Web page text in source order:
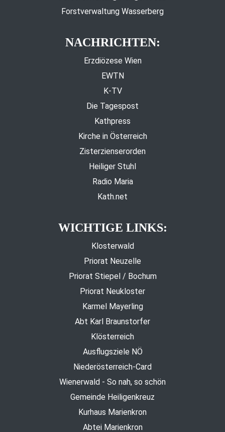
Forstverwaltung Wasserberg
NACHRICHTEN:
Erzdiözese Wien
EWTN
K-TV
Die Tagespost
Kathpress
Kirche in Österreich
Zisterzienserorden
Heiliger Stuhl
Radio Maria
Kath.net
WICHTIGE LINKS:
Klosterwald
Priorat Neuzelle
Priorat Stiepel / Bochum
Priorat Neukloster
Karmel Mayerling
Abt Karl Braunstorfer
Klösterreich
Ausflugsziele NÖ
Niederösterreich-Card
Wienerwald - So nah, so schön
Gemeinde Heiligenkreuz
Kurhaus Marienkron
Abtei Marienkron